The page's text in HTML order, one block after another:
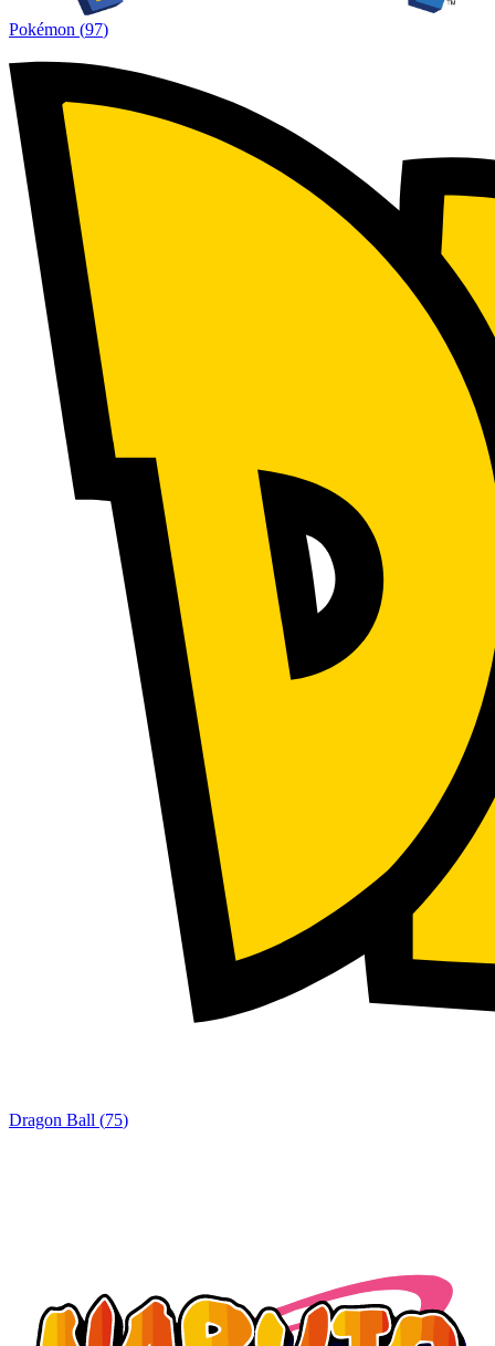
Pokémon (97)
Dragon Ball (75)